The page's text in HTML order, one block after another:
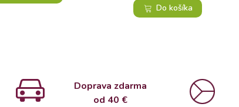
Do košíka
Doprava zdarma
od 40 €